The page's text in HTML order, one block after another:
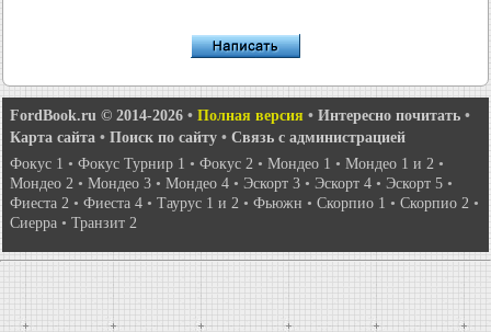
FordBook.ru © 2014-2026 • Полная версия • Интересно почитать •
Карта сайта • Поиск по сайту • Связь с администрацией
Фокус 1 • Фокус Турнир 1 • Фокус 2 • Мондео 1 • Мондео 1 и 2 •
Мондео 2 • Мондео 3 • Мондео 4 • Эскорт 3 • Эскорт 4 • Эскорт 5 •
Фиеста 2 • Фиеста 4 • Таурус 1 и 2 • Фьюжн • Скорпио 1 • Скорпио 2 •
Сиерра • Транзит 2